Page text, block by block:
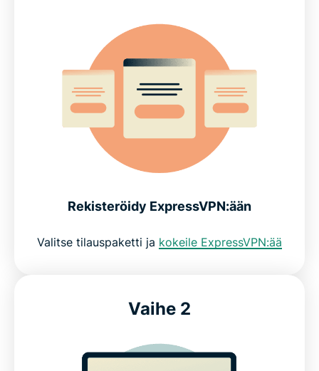
Rekisteröidy ExpressVPN:ään
Valitse tilauspaketti ja kokeile ExpressVPN:ää
Vaihe 2